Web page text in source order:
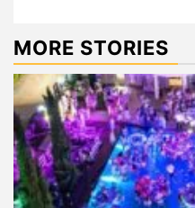
MORE STORIES